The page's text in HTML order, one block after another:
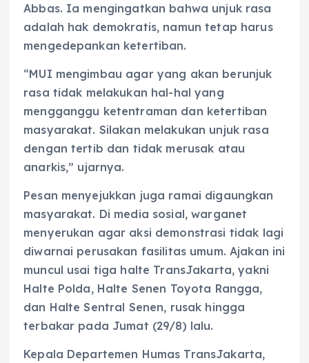
Abbas. Ia mengingatkan bahwa unjuk rasa
adalah hak demokratis, namun tetap harus
mengedepankan ketertiban.
“MUI mengimbau agar yang akan berunjuk
rasa tidak melakukan hal-hal yang
mengganggu ketentraman dan ketertiban
masyarakat. Silakan melakukan unjuk rasa
dengan tertib dan tidak merusak atau
anarkis,” ujarnya.
Pesan menyejukkan juga ramai digaungkan
masyarakat. Di media sosial, warganet
menyerukan agar aksi demonstrasi tidak lagi
diwarnai perusakan fasilitas umum. Ajakan ini
muncul usai tiga halte TransJakarta, yakni
Halte Polda, Halte Senen Toyota Rangga,
dan Halte Sentral Senen, rusak hingga
terbakar pada Jumat (29/8) lalu.
Kepala Departemen Humas TransJakarta,